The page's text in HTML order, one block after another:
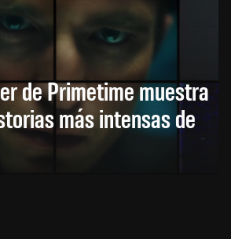
de Primetime muestra
más intensas de